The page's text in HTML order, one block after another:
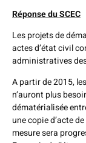
Réponse du SCEC
Les projets de
actes d’état civil
administratives
A partir de 2015,
n’auront plus
dématérialisée
une copie d’acte
mesure sera